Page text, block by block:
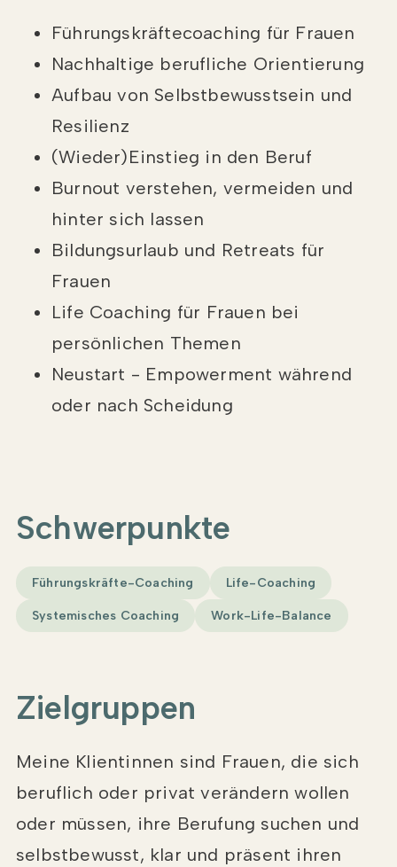
Führungskräftecoaching für Frauen
Nachhaltige berufliche Orientierung
Aufbau von Selbstbewusstsein und
Resilienz
(Wieder)Einstieg in den Beruf
Burnout verstehen, vermeiden und
hinter sich lassen
Bildungsurlaub und Retreats für
Frauen
Life Coaching für Frauen bei
persönlichen Themen
Neustart - Empowerment während
oder nach Scheidung
Schwerpunkte
Führungskräfte-Coaching Life-Coaching
Systemisches Coaching Work-Life-Balance
Zielgruppen
Meine Klientinnen sind Frauen, die sich
beruflich oder privat verändern wollen
oder müssen, ihre Berufung suchen und
selbstbewusst, klar und präsent ihren